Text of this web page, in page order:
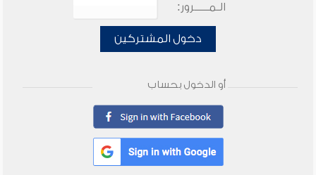
الـمـــــرور:
دخول المشتركين
أو الدخول بحساب